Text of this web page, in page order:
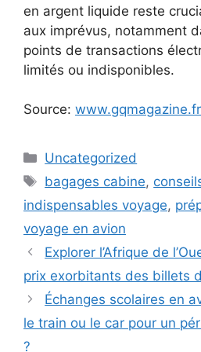
en argent liquide reste
aux imprévus, notamment
points de transactions
limités ou indisponibles.
Source: www.gqmagazine.fr
Catégories
Uncategorized
Étiquettes
bagages cabine,
indispensables voyage,
voyage en avion
Explorer l’Afrique de
prix exorbitants des billets
Échanges scolaires en
le train ou le car pour un
?